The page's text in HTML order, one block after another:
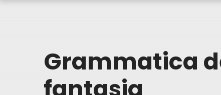
Grammatica